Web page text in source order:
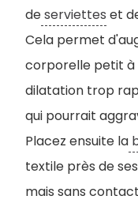
deserviettes et
Cela permet
corporelle petit à
dilatation trop
qui pourrait
Placez ensuite la
textile près de
mais sans